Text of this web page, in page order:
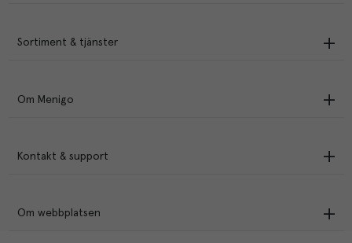
Sortiment & tjänster
Om Menigo
Kontakt & support
Om webbplatsen